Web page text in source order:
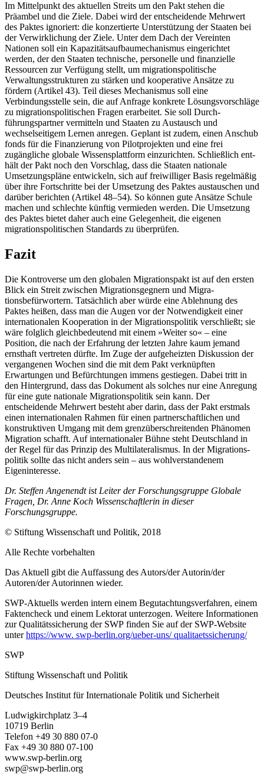
Im Mittelpunkt des aktuellen Streits um den Pakt stehen die
Präambel und die Ziele. Dabei wird der entscheidende Mehrwert
des Paktes ignoriert: die konzertierte Unterstüt­zung der Staaten bei
der Verwirklichung der Ziele. Unter dem Dach der Vereinten
Nationen soll ein Kapazitätsaufbaumechanismus eingerichtet
werden, der den Staa­ten technische, personelle und finanzielle
Ressourcen zur Verfügung stellt, um migra­tionspolitische
Verwaltungsstrukturen zu stärken und kooperative Ansätze zu
fördern (Artikel 43). Teil dieses Mechanismus soll eine
Verbindungsstelle sein, die auf Anfrage konkrete Lösungsvorschläge
zu migrationspolitischen Fragen erarbeitet. Sie soll Durch­
führungspartner vermitteln und Staaten zu Austausch und
wechselseitigem Lernen anregen. Geplant ist zudem, einen Anschub­
fonds für die Finanzierung von Pilotprojekten und eine frei
zugängliche globale Wis­sensplattform einzurichten. Schließlich ent­
hält der Pakt noch den Vorschlag, dass die Staaten nationale
Umsetzungspläne entwi­ckeln, sich auf freiwilliger Basis regelmäßig
über ihre Fortschritte bei der Umsetzung des Paktes austauschen und
darüber berich­ten (Artikel 48–54). So können gute An­sätze Schule
machen und schlechte künftig vermieden werden. Die Umsetzung
des Paktes bietet daher auch eine Gelegenheit, die eigenen
migrationspolitischen Standards zu überprüfen.
Fazit
Die Kontroverse um den globalen Migra­tionspakt ist auf den ersten
Blick ein Streit zwischen Migrationsgegnern und Migra­
tionsbefürwortern. Tatsächlich aber würde eine Ablehnung des
Paktes heißen, dass man die Augen vor der Notwendigkeit einer
internationalen Kooperation in der Migra­tionspolitik verschließt; sie
wäre folglich gleichbedeutend mit einem »Weiter so« – eine
Position, die nach der Erfahrung der letzten Jahre kaum jemand
ernsthaft vertre­ten dürfte. Im Zuge der aufgeheizten Diskus­sion der
vergangenen Wochen sind die mit dem Pakt verknüpften
Erwartungen und Befürchtungen immens gestiegen. Dabei tritt in
den Hintergrund, dass das Dokument als solches nur eine Anregung
für eine gute nationale Migrationspolitik sein kann. Der
entscheidende Mehrwert besteht aber darin, dass der Pakt erstmals
einen internatio­nalen Rahmen für einen partnerschaft­lichen und
konstruktiven Umgang mit dem grenz­überschreitenden Phänomen
Migra­tion schafft. Auf internationaler Bühne steht Deutschland in
der Regel für das Prin­zip des Multilateralismus. In der Migra­tions­
politik sollte das nicht anders sein – aus wohlverstandenem
Eigeninteresse.
Dr. Steffen Angenendt ist Leiter der Forschungsgruppe Globale
Fragen, Dr. Anne Koch Wissenschaftlerin in dieser
Forschungsgruppe.
© Stiftung Wissenschaft und Politik, 2018
Alle Rechte vorbehalten
Das Aktuell gibt die Auffassung des Autors/der Autorin/der
Autoren/der Autorinnen wieder.
SWP-Aktuells werden intern einem Begutachtungsverfah­ren, einem
Faktencheck und einem Lektorat unterzogen. Weitere Informationen
zur Qualitätssicherung der SWP finden Sie auf der SWP-Website
unterhttps://www. swp-berlin.org/ueber-uns/ qualitaetssicherung/
SWP
Stiftung Wissenschaft und Politik
Deutsches Institut für Internationale Politik und Sicherheit
Ludwigkirchplatz 3–4
10719 Berlin
Telefon +49 30 880 07-0
Fax +49 30 880 07-100
www.swp-berlin.org
swp@swp-berlin.org